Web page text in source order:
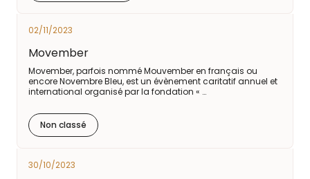
02/11/2023
Movember
Movember, parfois nommé Mouvember en français ou
encore Novembre Bleu, est un évènement caritatif annuel et
international organisé par la fondation « …
Non classé
30/10/2023